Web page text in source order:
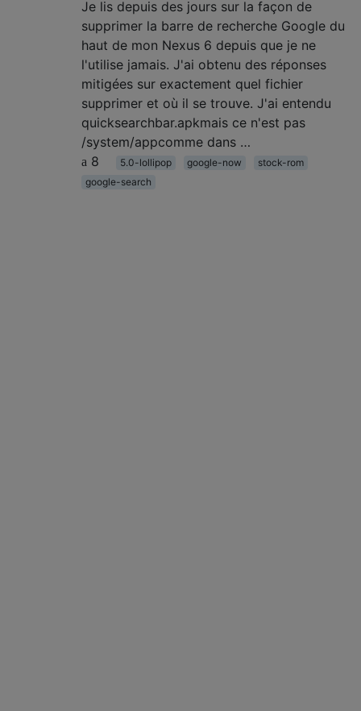
Je lis depuis des jours sur la façon de
supprimer la barre de recherche Google du
haut de mon Nexus 6 depuis que je ne
l'utilise jamais. J'ai obtenu des réponses
mitigées sur exactement quel fichier
supprimer et où il se trouve. J'ai entendu
quicksearchbar.apkmais ce n'est pas
/system/appcomme dans …
8
5.0-lollipop google-now
stock-rom
google-search